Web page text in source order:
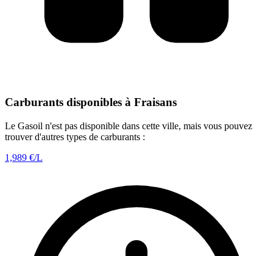
Carburants disponibles à Fraisans
Le Gasoil n'est pas disponible dans cette ville, mais vous pouvez
trouver d'autres types de carburants :
1,989 €/L